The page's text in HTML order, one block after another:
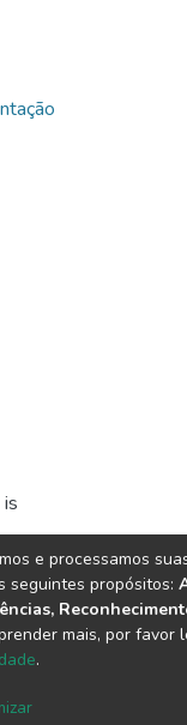
e processamos
seguintes propósitos:
mais, por favor
.